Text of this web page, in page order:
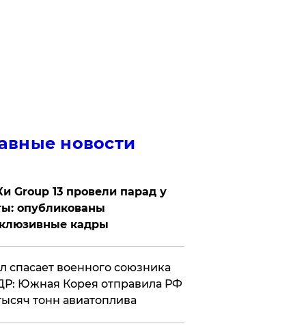
новости
Group 13 провели парад у
опубликованы
кадры
спасает военного союзника
Южная Корея отправила РФ
тонн авиатоплива